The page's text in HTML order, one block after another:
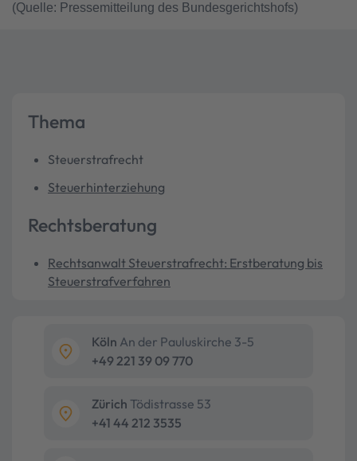
(Quelle: Pressemitteilung des Bundesgerichtshofs)
Thema
Steuerstrafrecht
Steuerhinterziehung
Rechtsberatung
Rechtsanwalt Steuerstrafrecht: Erstberatung bis
Steuerstrafverfahren
Köln An der Pauluskirche 3-5
+49 221 39 09 770
Zürich Tödistrasse 53
+41 44 212 3535